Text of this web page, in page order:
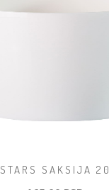
STARS SAKSIJA 20